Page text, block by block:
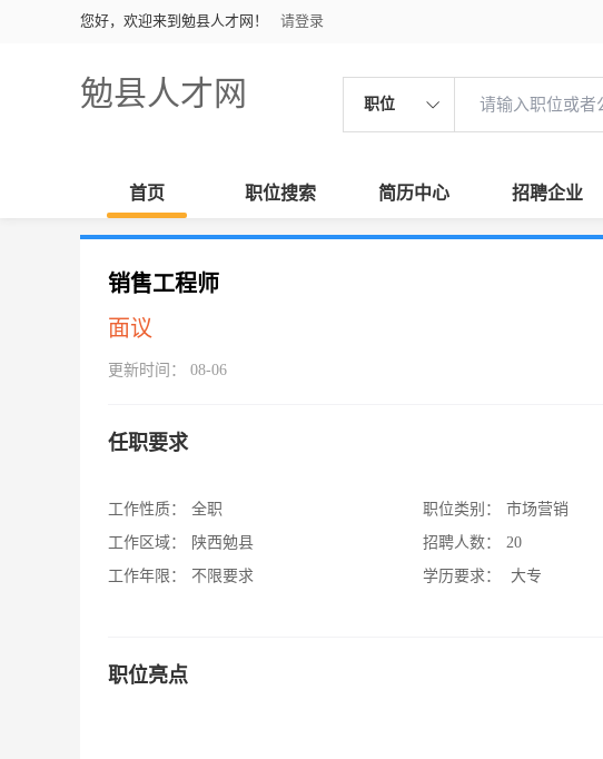
您好，欢迎来到勉县人才网！ 请登录
勉县人才网 职位
首页 职位搜索 简历中心 招聘企业
销售工程师
面议
更新时间： 08-06
任职要求
工作性质：
全职
工作区域：
陕西勉县
工作年限：
不限要求
职位类别：
市场营销
招聘人数：
20
学历要求：
大专
职位亮点